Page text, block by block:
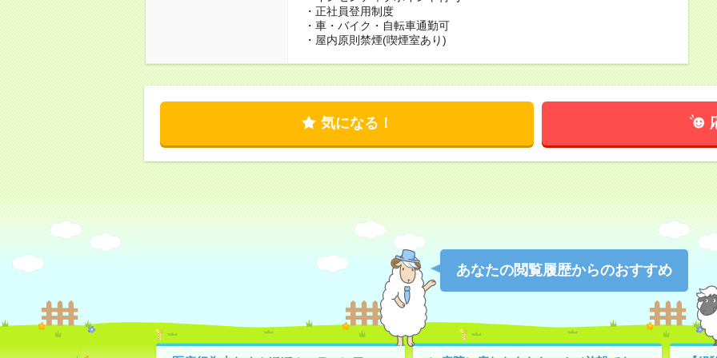
・正社員登用制度
・車・バイク・自転車通勤可
・屋内原則禁煙(喫煙室あり)
気になる！
あなたの閲覧履歴からのおすすめ